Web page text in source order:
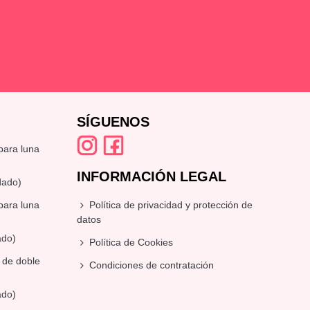
luna
luna
doble
SÍGUENOS
INFORMACIÓN LEGAL
Política de privacidad y protección de
datos
Política de Cookies
Condiciones de contratación